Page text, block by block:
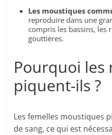
Les moustiques
reproduire dans une
compris les bassins, les
gouttières.
Pourquoi les
piquent-ils ?
Les femelles moustiques
de sang, ce qui est